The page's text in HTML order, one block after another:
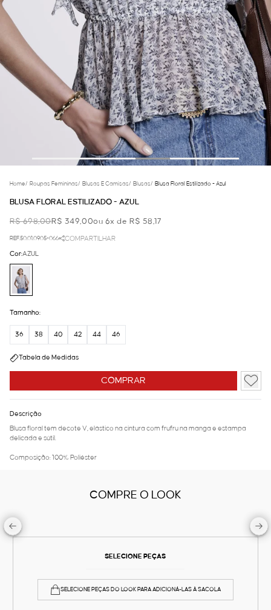
Home/ Roupas Femininas/ Blusas E Camisas/ Blusas/ Blusa Floral Estilizado - Azul
BLUSA FLORAL ESTILIZADO - AZUL
R$ 698,00R$ 349,00ou 6x de R$ 58,17
REF.50.01.0905-066 COMPARTILHAR
COMPRAR
Cor:AZUL
Tamanho:
36 38 40 42 44 46
Tabela de Medidas
Descrição
Blusa floral tem decote V, elástico na cintura com frufru na manga e estampa
delicada e sútil.
Composição: 100% Poliéster
COMPRE O LOOK
SELECIONE PEÇAS
SELECIONE PEÇAS DO LOOK PARA ADICIONÁ-LAS À SACOLA